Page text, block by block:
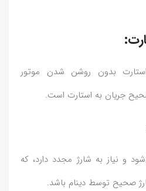
بدون روشن شدن موتور
جریان به استارت است.
و نیاز به شارژ مجدد دارد، که
صحیح توسط دینام باشد.